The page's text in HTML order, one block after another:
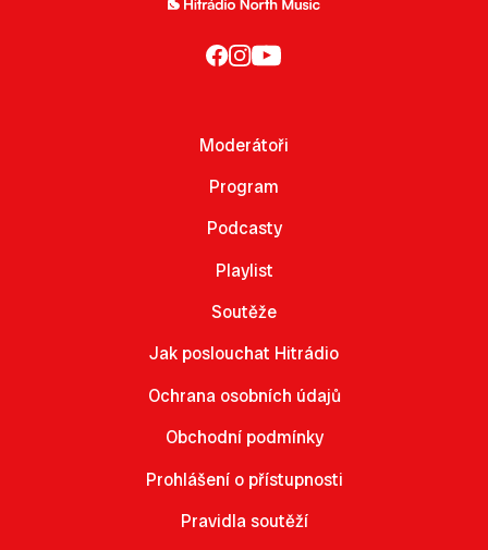
Moderátoři
Program
Podcasty
Playlist
Soutěže
Jak poslouchat Hitrádio
Ochrana osobních údajů
Obchodní podmínky
Prohlášení o přístupnosti
Pravidla soutěží